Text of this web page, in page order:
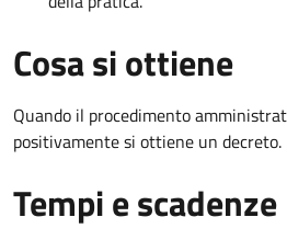
Cosa si ottiene
Quando il procedimento
positivamente si ottiene un decreto.
Tempi e scadenze